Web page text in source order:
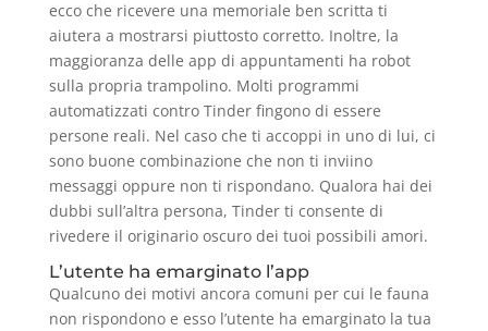
ecco che ricevere una memoriale ben scritta ti
aiutera a mostrarsi piuttosto corretto. Inoltre, la
maggioranza delle app di appuntamenti ha robot
sulla propria trampolino. Molti programmi
automatizzati contro Tinder fingono di essere
persone reali. Nel caso che ti accoppi in uno di lui, ci
sono buone combinazione che non ti inviino
messaggi oppure non ti rispondano. Qualora hai dei
dubbi sull’altra persona, Tinder ti consente di
rivedere il originario oscuro dei tuoi possibili amori.
L’utente ha emarginato l’app
Qualcuno dei motivi ancora comuni per cui le fauna
non rispondono e esso l’utente ha emarginato la tua